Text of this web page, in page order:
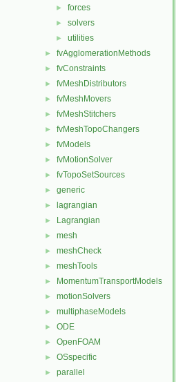
► forces
► solvers
► utilities
► fvAgglomerationMethods
► fvConstraints
► fvMeshDistributors
► fvMeshMovers
► fvMeshStitchers
► fvMeshTopoChangers
► fvModels
► fvMotionSolver
► fvTopoSetSources
► generic
► lagrangian
► Lagrangian
► mesh
► meshCheck
► meshTools
► MomentumTransportModels
► motionSolvers
► multiphaseModels
► ODE
► OpenFOAM
► OSspecific
► parallel